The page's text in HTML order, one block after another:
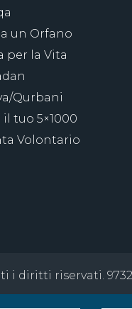
un Orfano
per la Vita
Qurbani
il tuo 5×1000
Volontario
i diritti riservati.